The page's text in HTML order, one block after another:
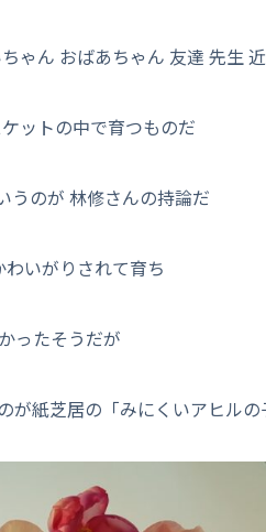
ゃん おばあちゃん 友達 先生
ットの中で育つものだ
うのが 林修さんの持論だ
いがりされて育ち
ったそうだが
が紙芝居の「みにくいアヒル